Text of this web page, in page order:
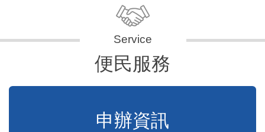
便民服務
申辦資訊